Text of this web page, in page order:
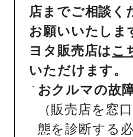
店までご相談く
お願いいたしま
ヨタ販売店はこ
いただけます。
おクルマの故
（販売店を窓
態を診断する